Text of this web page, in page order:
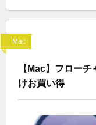
Mac
【Mac】フロー
けお買い得